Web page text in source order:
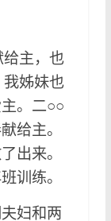
主，也
姊妹也
。二○○
给主。
出来。
训练。
妇和两